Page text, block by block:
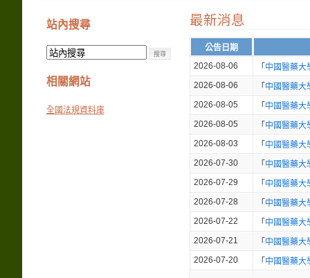
最新消息
公告日期
2026-08-06
「 中國醫藥大
2026-08-06
「 中國醫藥大
2026-08-05
「 中國醫藥大
2026-08-05
「 中國醫藥大
2026-08-03
「 中國醫藥大
2026-07-30
「 中國醫藥大
2026-07-29
「 中國醫藥大
2026-07-28
「 中國醫藥大
2026-07-22
「 中國醫藥大
2026-07-21
「 中國醫藥大
2026-07-20
「 中國醫藥大
站內搜尋
相關網站
全國法規資料庫